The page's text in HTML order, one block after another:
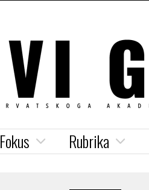
Fokus Rubrika